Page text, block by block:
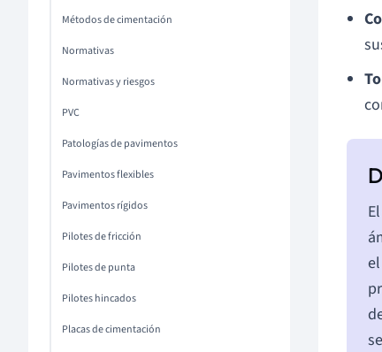
Métodos de cimentación
Normativas
Normativas y riesgos
PVC
Patologías de pavimentos
Pavimentos flexibles
Pavimentos rígidos
Pilotes de fricción
Pilotes de punta
Pilotes hincados
Placas de cimentación